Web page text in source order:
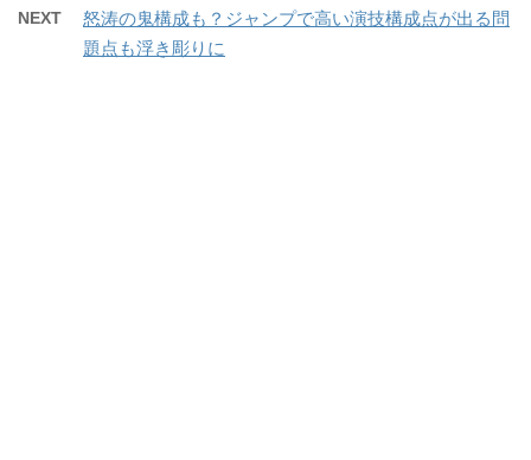
NEXT
怒涛の鬼構成も？ジャンプで高い演技構成点が出る問
題点も浮き彫りに